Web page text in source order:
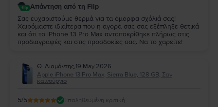
Απάντηση από τη Flip
Σας ευχαριστούμε θερμά για τα όμορφα σχόλιά σας!
Χαιρόμαστε ιδιαίτερα που η αγορά σας σας εξέπληξε θετικά
και ότι το iPhone 13 Pro Max ανταποκρίθηκε πλήρως στις
προδιαγραφές και στις προσδοκίες σας. Να το χαρείτε!
Θ. Διαμάντης,19 May 2026
Apple iPhone 13 Pro Max, Sierra Blue, 128 GB, Σαν
καινούργιο
5/5 Επαληθευμένη κριτική